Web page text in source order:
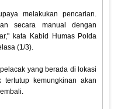
melakukan pencarian.
secara manual dengan
kata Kabid Humas Polda
(1/3).
yang berada di lokasi
kemungkinan akan